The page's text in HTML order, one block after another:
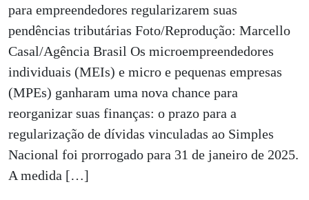
para empreendedores regularizarem suas
pendências tributárias Foto/Reprodução: Marcello
Casal/Agência Brasil Os microempreendedores
individuais (MEIs) e micro e pequenas empresas
(MPEs) ganharam uma nova chance para
reorganizar suas finanças: o prazo para a
regularização de dívidas vinculadas ao Simples
Nacional foi prorrogado para 31 de janeiro de 2025.
A medida […]